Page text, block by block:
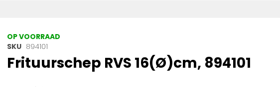
OP VOORRAAD
SKU 894101
Frituurschep RVS 16(Ø)cm, 894101